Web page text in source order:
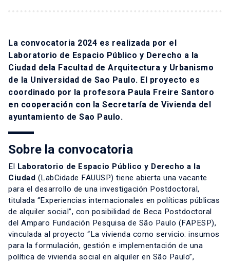
La convocatoria 2024 es realizada por el
Laboratorio de Espacio Público y Derecho a la
Ciudad dela Facultad de Arquitectura y Urbanismo
de la Universidad de Sao Paulo. El proyecto es
coordinado por la profesora Paula Freire Santoro
en cooperación con la Secretaría de Vivienda del
ayuntamiento de Sao Paulo.
Sobre la convocatoria
El Laboratorio de Espacio Público y Derecho a la
Ciudad (LabCidade FAUUSP) tiene abierta una vacante
para el desarrollo de una investigación Postdoctoral,
titulada “Experiencias internacionales en políticas públicas
de alquiler social”, con posibilidad de Beca Postdoctoral
del Amparo Fundación Pesquisa de São Paulo (FAPESP),
vinculada al proyecto “La vivienda como servicio: insumos
para la formulación, gestión e implementación de una
política de vivienda social en alquiler en São Paulo”,